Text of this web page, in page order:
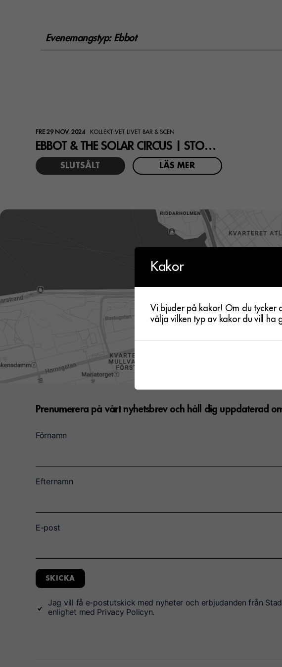
Evenemangstyp: Ebbot
FRE 29 NOV. 2024 KOLLEKTIVET LIVET BAR & SCEN
EBBOT & THE SOLAR CIRCUS | STOCKHOLM
SLUTSÅLT LÄS MER
Prenumerera på vårt nyhetsbrev och håll dig uppdaterad
Förnamn
Efternamn
E-post
SKICKA
Jag vill få e-postutskick med nyheter och erbjudanden från
enlighet med Privacy Policyn.
Kakor
Vi bjuder på kakor! Om du tycker
välja vilken typ av kakor du vill ha